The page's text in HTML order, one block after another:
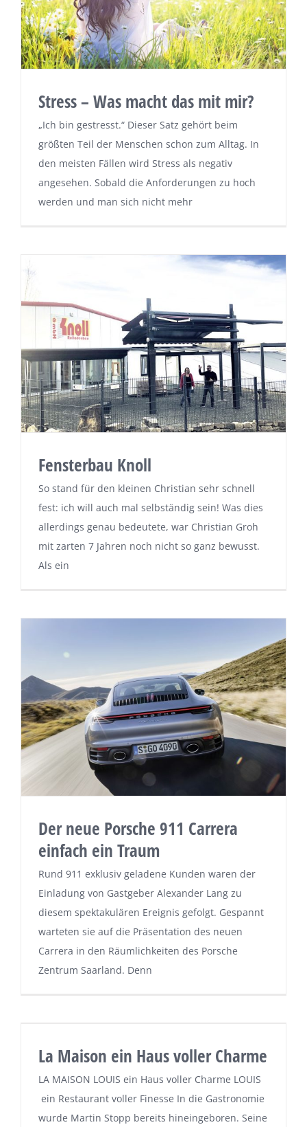
Stress – Was macht das mit mir?
„Ich bin gestresst.“ Dieser Satz gehört beim
größten Teil der Menschen schon zum Alltag. In
den meisten Fällen wird Stress als negativ
angesehen. Sobald die Anforderungen zu hoch
werden und man sich nicht mehr
Fensterbau Knoll
So stand für den kleinen Christian sehr schnell
fest: ich will auch mal selbständig sein! Was dies
allerdings genau bedeutete, war Christian Groh
mit zarten 7 Jahren noch nicht so ganz bewusst.
Als ein
Der neue Porsche 911 Carrera
einfach ein Traum
Rund 911 exklusiv geladene Kunden waren der
Einladung von Gastgeber Alexander Lang zu
diesem spektakulären Ereignis gefolgt. Gespannt
warteten sie auf die Präsentation des neuen
Carrera in den Räumlichkeiten des Porsche
Zentrum Saarland. Denn
La Maison ein Haus voller Charme
LA MAISON LOUIS ein Haus voller Charme LOUIS
ein Restaurant voller Finesse In die Gastronomie
wurde Martin Stopp bereits hineingeboren. Seine